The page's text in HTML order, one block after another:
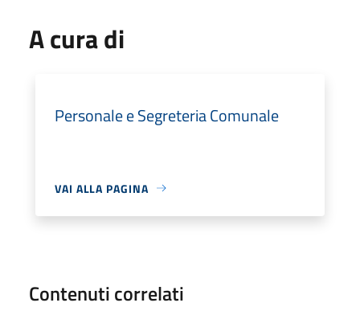
A cura di
Personale e Segreteria Comunale
VAI ALLA PAGINA
Contenuti correlati